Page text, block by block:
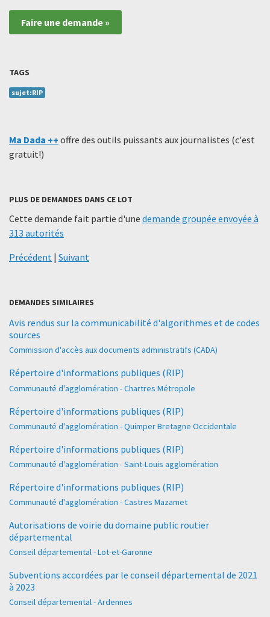
Faire une demande »
TAGS
sujet:RIP
Ma Dada ++ offre des outils puissants aux journalistes (c'est
gratuit!)
PLUS DE DEMANDES DANS CE LOT
Cette demande fait partie d'une demande groupée envoyée à
313 autorités
Précédent | Suivant
DEMANDES SIMILAIRES
Avis rendus sur la communicabilité d'algorithmes et de codes
sources
Commission d'accès aux documents administratifs (CADA)
Répertoire d'informations publiques (RIP)
Communauté d'agglomération - Chartres Métropole
Répertoire d'informations publiques (RIP)
Communauté d'agglomération - Quimper Bretagne Occidentale
Répertoire d'informations publiques (RIP)
Communauté d'agglomération - Saint-Louis agglomération
Répertoire d'informations publiques (RIP)
Communauté d'agglomération - Castres Mazamet
Autorisations de voirie du domaine public routier
départemental
Conseil départemental - Lot-et-Garonne
Subventions accordées par le conseil départemental de 2021
à 2023
Conseil départemental - Ardennes